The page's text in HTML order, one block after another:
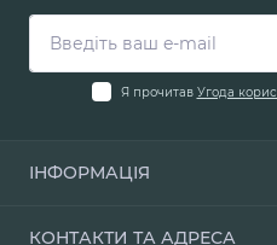
Я прочитав Угода
ІНФОРМАЦІЯ
КОНТАКТИ ТА АДРЕСА